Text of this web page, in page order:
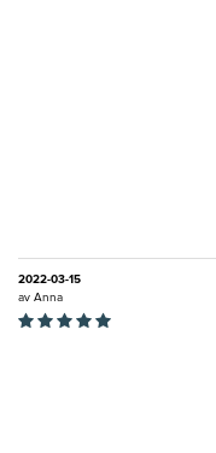
2022-03-15
av Anna